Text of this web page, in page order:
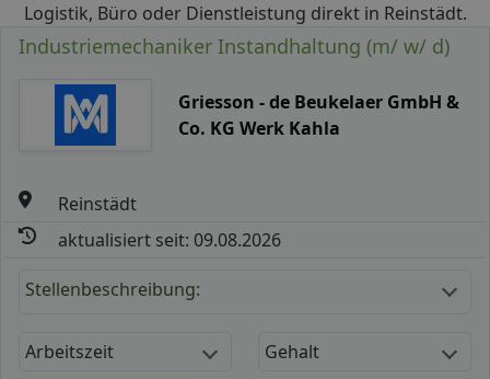
Logistik, Büro oder Dienstleistung direkt in Reinstädt.
Industriemechaniker Instandhaltung (m/ w/ d)
Griesson - de Beukelaer GmbH &
Co. KG Werk Kahla
Reinstädt
aktualisiert seit: 09.08.2026
Stellenbeschreibung:
Arbeitszeit Gehalt